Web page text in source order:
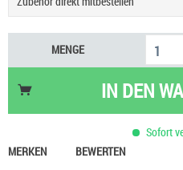
Geekvape Sonder Q3
Einsteigerset Podsystem & Liquid
UWELL Caliburn G5 Pod Kit
MENGE
IN DEN
Sofort
MERKEN
BEWERTEN